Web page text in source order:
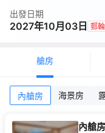
出發日期
2027年10月03日 郵
艙房
內艙房 海景房
內艙房